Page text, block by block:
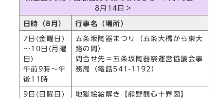
8月14日＞
日時（8月） 行事名（場所）
7日(金曜日)
～10日(月曜
日)
午前9時～午
後11時
五条坂陶器まつり（五条大橋から東大
路の間）
問合せ先＝五条坂陶器祭運営協議会事
務局（電話541-1192）
9日(日曜日)
地獄絵絵解き【熊野観心十界図】